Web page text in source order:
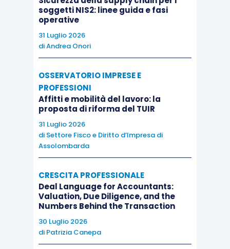
soggetti NIS2: linee guida e fasi
operative
31 Luglio 2026
diAndrea Onori
OSSERVATORIO IMPRESE E
PROFESSIONI
Affitti e mobilità del lavoro: la
proposta di riforma del TUIR
31 Luglio 2026
di Settore Fisco e Diritto d’Impresa di
Assolombarda
CRESCITA PROFESSIONALE
Deal Language for Accountants:
Valuation, Due Diligence, and the
Numbers Behind the Transaction
30 Luglio 2026
di Patrizia Canepa